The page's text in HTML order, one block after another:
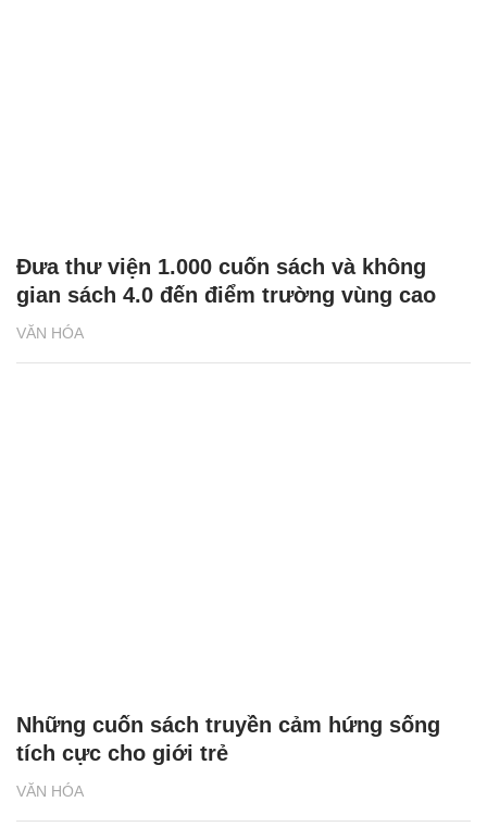
VĂN HÓA
Đưa thư viện 1.000 cuốn sách và không
gian sách 4.0 đến điểm trường vùng cao
VĂN HÓA
Những cuốn sách truyền cảm hứng sống
tích cực cho giới trẻ